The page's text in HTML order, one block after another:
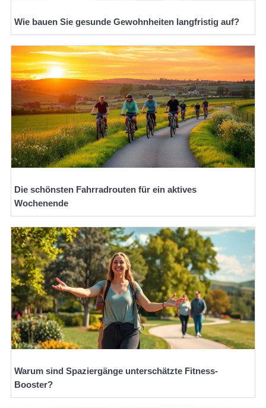
Wie bauen Sie gesunde Gewohnheiten langfristig auf?
Die schönsten Fahrradrouten für ein aktives
Wochenende
Warum sind Spaziergänge unterschätzte Fitness-
Booster?